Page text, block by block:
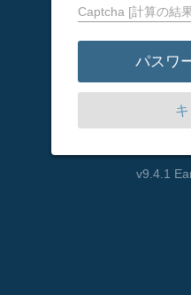
Captcha [計算の結
パスワ
v9.4.1